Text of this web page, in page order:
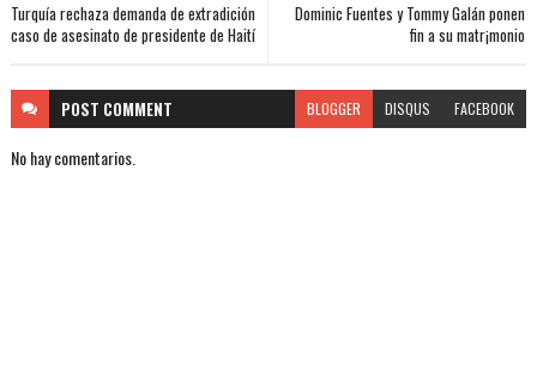
Dominic Fuentes y Tommy Galán ponen
fin a su matr¡monio
Turquía rechaza demanda de extradición
caso de asesinato de presidente de Haití
POST COMMENT BLOGGER DISQUS FACEBOOK
No hay comentarios.